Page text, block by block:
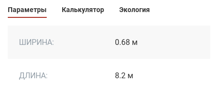
Параметры Калькулятор Экология
ШИРИНА: 0.68 м
ДЛИНА: 8.2 м